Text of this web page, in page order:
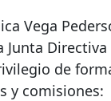
Vega
Junta
de
y comisiones: